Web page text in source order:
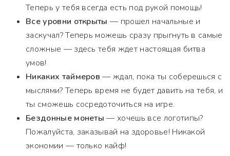
Теперь у тебя всегда есть под рукой помощь!
Все уровни открыты — прошел начальные и
заскучал? Теперь можешь сразу прыгнуть в самые
сложные — здесь тебя ждет настоящая битва
умов!
Никаких таймеров — ждал, пока ты соберешься с
мыслями? Теперь время не будет давить на тебя, и
ты сможешь сосредоточиться на игре.
Бездонные монеты — хочешь все логотипы?
Пожалуйста, заказывай на здоровье! Никакой
экономии — только кайф!